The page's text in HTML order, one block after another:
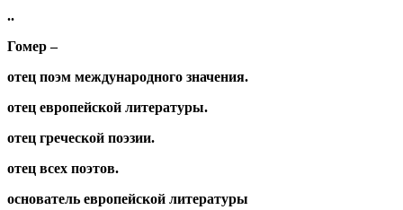
..
Гомер–
отец поэм международного значения.
отец европейской литературы.
отец греческой поэзии.
отeц всех поэтов.
основатель европейской литературы